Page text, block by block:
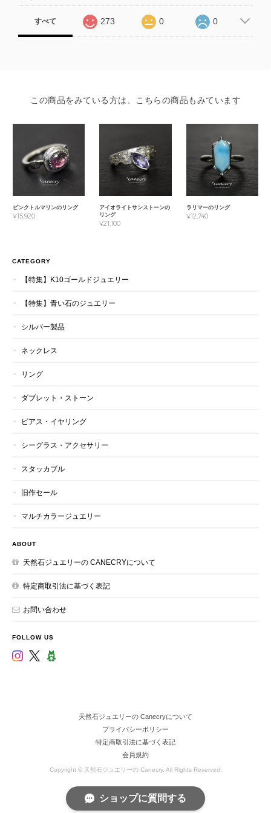
すべて 273 0 0
この商品をみている方は、こちらの商品もみています
ピンクトルマリンのリング
¥15,920
アイオライトサンストーンの
リング
¥21,100
ラリマーのリング
¥12,740
CATEGORY
【特集】K10ゴールドジュエリー
【特集】青い石のジュエリー
シルバー製品
ネックレス
リング
ダブレット・ストーン
ピアス・イヤリング
シーグラス・アクセサリー
スタッカブル
旧作セール
マルチカラージュエリー
ABOUT
天然石ジュエリーの CANECRYについて
特定商取引法に基づく表記
お問い合わせ
FOLLOW US
天然石ジュエリーの Canecryについて
プライバシーポリシー
特定商取引法に基づく表記
会員規約
Copyright © 天然石ジュエリーの Canecry. All Rights Reserved.
ショップに質問する